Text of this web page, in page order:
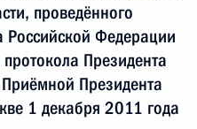
проведённого
Российской Федерации
Президента
Президента
1 декабря 2011 года